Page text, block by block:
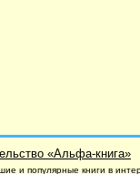
«Альфа-книга»
и популярные книги в